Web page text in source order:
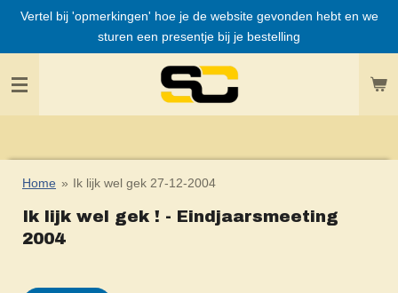
Ga
de
Vertel bij 'opmerkingen' hoe je de website gevonden hebt en we
sturen een presentje bij je bestelling
Home » Ik lijk wel gek 27-12-2004
Ik lijk wel gek ! - Eindjaarsmeeting
2004